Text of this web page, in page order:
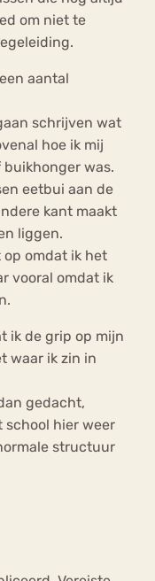
om niet te
aantal
schrijven wat
hoe ik mij
was.
eetbui aan de
kant maakt
liggen.
omdat ik het
vooral omdat ik
ik de grip op mijn
waar ik zin in
gedacht,
school hier weer
structuur